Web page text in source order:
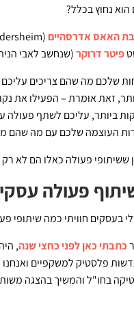
נחוץ בכלל?
האאס אדרסהיים(Elizabeth Haas Edersheim) "
פיטר דרוקר(שנחשב לאבי
שלכם מה שהם צריכים
זאת אומרת – הפעילו את
ביותר, עליכם לשתף
העוצמה שלכם עם מה שהם
ששיתופי פעולה כאלו הם לא
פעולה
בעסקים חוויתי כמה שיתופי
כתבתי כאן לפני כחצי שנה,
פלסטיק למשקפיים
בחו"ל והמשיך בהצגה